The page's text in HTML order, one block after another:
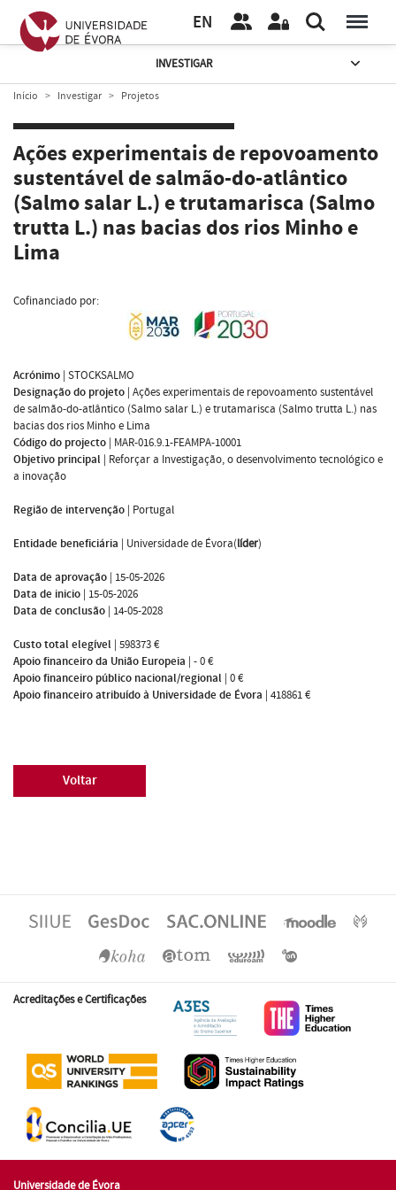
EN
INVESTIGAR
Início Investigar Projetos
Ações experimentais de repovoamento
sustentável de salmão-do-atlântico
(Salmo salar L.) e trutamarisca (Salmo
trutta L.) nas bacias dos rios Minho e
Lima
Cofinanciado por:
Acrónimo | STOCKSALMO
Designação do projeto | Ações experimentais de repovoamento sustentável
de salmão-do-atlântico (Salmo salar L.) e trutamarisca (Salmo trutta L.) nas
bacias dos rios Minho e Lima
Código do projecto | MAR-016.9.1-FEAMPA-10001
Objetivo principal | Reforçar a Investigação, o desenvolvimento tecnológico e
a inovação
Região de intervenção | Portugal
Entidade beneficiária | Universidade de Évora(líder)
Data de aprovação | 15-05-2026
Data de inicio | 15-05-2026
Data de conclusão | 14-05-2028
Custo total elegível | 598373 €
Apoio financeiro da União Europeia | - 0 €
Apoio financeiro público nacional/regional | 0 €
Apoio financeiro atribuído à Universidade de Évora | 418861 €
Voltar
Acreditações e Certificações
Universidade de Évora